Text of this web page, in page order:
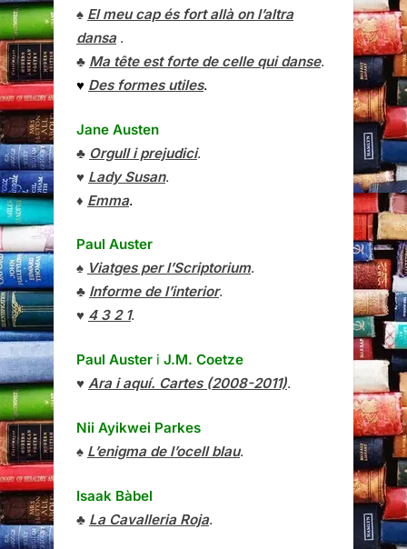
♠ El meu cap és fort allà on l’altra
dansa.
♣ Ma tête est forte de celle qui danse.
♥ Des formes utiles.
Jane Austen
♣ Orgull i prejudici.
♥ Lady Susan.
♦ Emma.
Paul Auster
♠ Viatges per l’Scriptorium.
♣ Informe de l’interior.
♥ 4 3 2 1.
Paul Auster i J.M. Coetze
♥ Ara i aquí. Cartes (2008-2011).
Nii Ayikwei Parkes
♠ L’enigma de l’ocell blau.
Isaak Bàbel
♣ La Cavalleria Roja.